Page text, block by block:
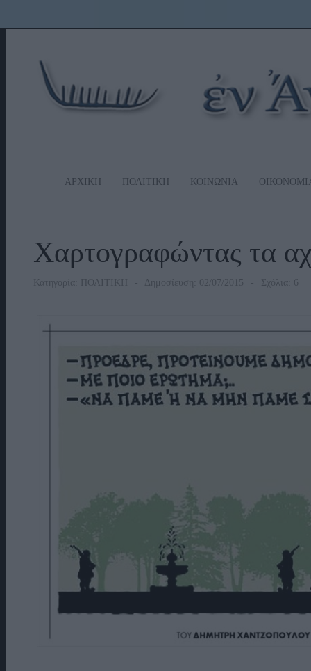
ΑΡΧΙΚΗ ΠΟΛΙΤΙΚΗ ΚΟΙΝΩΝΙΑ
Χαρτογραφώντας τα
Κατηγορία: ΠΟΛΙΤΙΚΗ Δημοσίευση: 02/07/2015 Σχόλια: 6